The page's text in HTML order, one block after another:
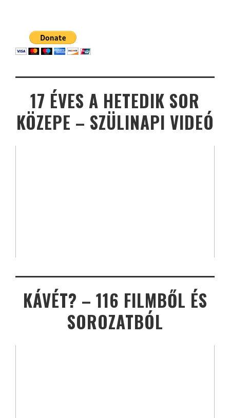
17 ÉVES A HETEDIK SOR
KÖZEPE – SZÜLINAPI VIDEÓ
KÁVÉT? – 116 FILMBŐL ÉS
SOROZATBÓL